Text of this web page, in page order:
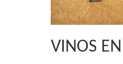
VINOS